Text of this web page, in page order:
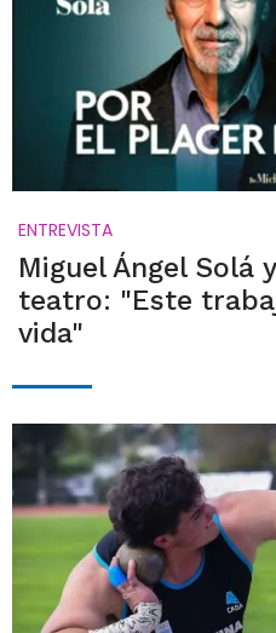
ENTREVISTA
Miguel Ángel Solá
teatro: "Este
vida"